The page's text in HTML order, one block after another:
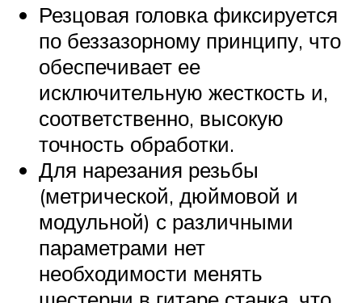
Резцовая головка фиксируется
по беззазорному принципу, что
обеспечивает ее
исключительную жесткость и,
соответственно, высокую
точность обработки.
Для нарезания резьбы
(метрической, дюймовой и
модульной) с различными
параметрами нет
необходимости менять